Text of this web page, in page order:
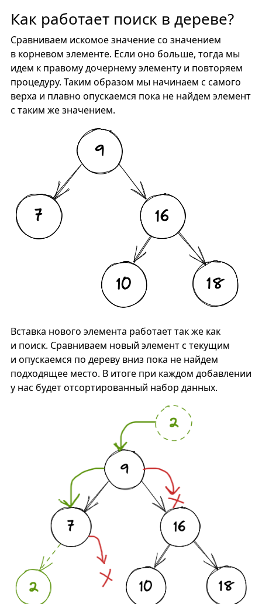
Как работает поиск в дереве?
Сравниваем искомое значение со значением
в корневом элементе. Если оно больше, тогда мы
идем к правому дочернему элементу и повторяем
процедуру. Таким образом мы начинаем с самого
верха и плавно опускаемся пока не найдем элемент
с таким же значением.
Вставка нового элемента работает так же как
и поиск. Сравниваем новый элемент с текущим
и опускаемся по дереву вниз пока не найдем
подходящее место. В итоге при каждом добавлении
у нас будет отсортированный набор данных.